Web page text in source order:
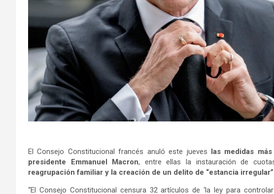
El Consejo Constitucional francés anuló este jueves las medidas
presidente Emmanuel Macron, entre ellas la instauración de
reagrupación familiar y la creación de un delito de “estancia
“El Consejo Constitucional censura 32 artículos de ‘la ley para